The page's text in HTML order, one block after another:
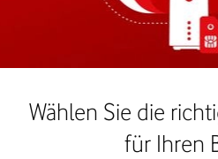
Wählen Sie die
für Ihren